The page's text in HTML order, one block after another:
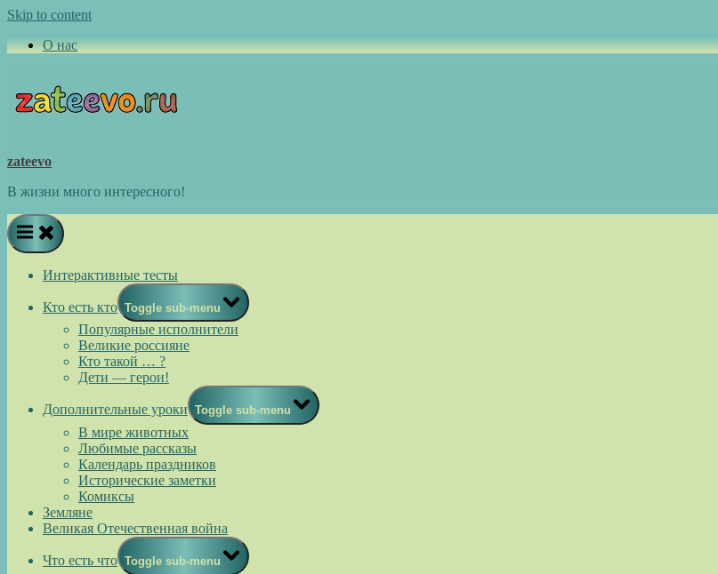
Skip to content
О нас
zateevo
В жизни много интересного!
Интерактивные тесты
Кто есть кто Toggle sub-menu
Популярные исполнители
Великие россияне
Кто такой … ?
Дети — герои!
Дополнительные уроки Toggle sub-menu
В мире животных
Любимые рассказы
Календарь праздников
Исторические заметки
Комиксы
Земляне
Великая Отечественная война
Что есть что Toggle sub-menu